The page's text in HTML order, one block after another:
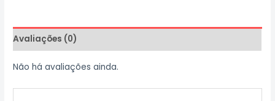
Avaliações (0)
Não há avaliações ainda.